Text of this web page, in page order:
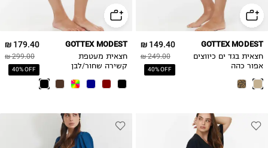
149.40 ₪
249.00 ₪
40% OFF
GOTTEX MODEST
חצאית בגד ים כיווצים
אפור כהה
179.40 ₪
299.00 ₪
40% OFF
GOTTEX MODEST
חצאית מעטפת
קשירה שחור/לבן